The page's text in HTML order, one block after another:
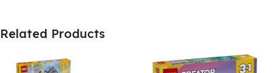
Related Products